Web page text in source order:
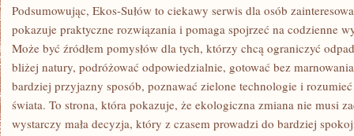
Podsumowując, Ekos-Sułów to ciekawy serwis dla osób
pokazuje praktyczne rozwiązania i pomaga spojrzeć na codzienne
Może być źródłem pomysłów dla tych, którzy chcą ograniczyć
bliżej natury, podróżować odpowiedzialnie, gotować bez
bardziej przyjazny sposób, poznawać zielone technologie i
świata. To strona, która pokazuje, że ekologiczna zmiana nie musi
wystarczy mała decyzja, który z czasem prowadzi do bardziej